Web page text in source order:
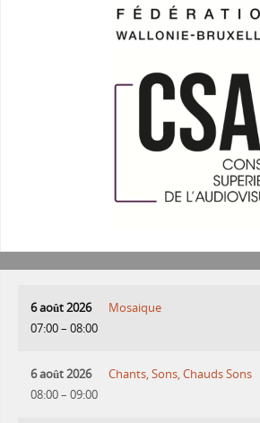
6 août 2026
07:00– 08:00
Mosaique
6 août 2026
08:00– 09:00
Chants, Sons, Chauds Sons